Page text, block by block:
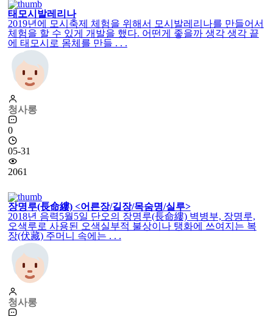
태모시발레리나
2019년에 모시축제 체험을 위해서 모시발레리나를 만들어서
체험을 할 수 있게 개발을 했다. 어떤게 좋을까 생각 생각 끝
에 태모시로 몸체를 만들 . . .
청사롱
0
05-31
2061
장명루(長命縷) <어른장/길장/목숨명/실루>
2018년 음력5월5일 단오의 장명루(長命縷) 벽병부, 장명루,
오색루로 사용된 오색실부적 불상이나 탱화에 쓰여지는 복
장(伏藏) 주머니 속에는 . . .
청사롱